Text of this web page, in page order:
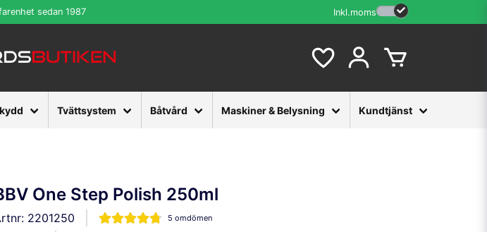
sedan 1987 Inkl.moms
Tvättsystem Båtvård Maskiner & Belysning Kundtjänst
One Step Polish 250ml
2201250 5 omdömen